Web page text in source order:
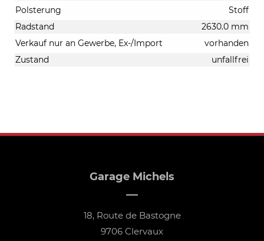
Polsterung
Stoff
Radstand
2630.0 mm
Verkauf nur an Gewerbe, Ex-/Import
vorhanden
Zustand
unfallfrei
Garage Michels
18, Route de Bastogne
9706 Clervaux